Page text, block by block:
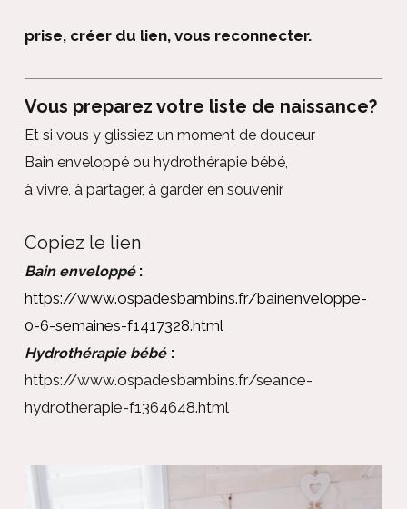
prise, créer du lien, vous reconnecter.
Vous preparez votre liste de naissance?
Et si vous y glissiez un moment de douceur
Bain enveloppé ou hydrothérapie bébé,
à vivre, à partager, à garder en souvenir
Copiez le lien
Bain enveloppé :
https://www.ospadesbambins.fr/bainenveloppe-
0-6-semaines-f1417328.html
Hydrothérapie bébé :
https://www.ospadesbambins.fr/seance-
hydrotherapie-f1364648.html